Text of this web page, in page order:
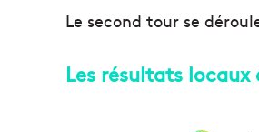
Le second tour se
Les résultats